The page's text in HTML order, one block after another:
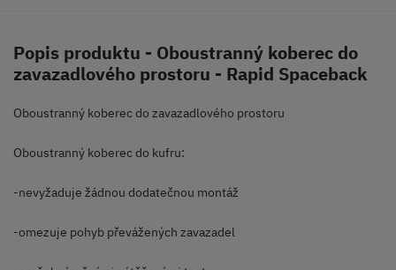
Popis produktu - Oboustranný koberec do
zavazadlového prostoru - Rapid Spaceback
Oboustranný koberec do zavazadlového prostoru
Oboustranný koberec do kufru:
-nevyžaduje žádnou dodatečnou montáž
-omezuje pohyb převážených zavazadel